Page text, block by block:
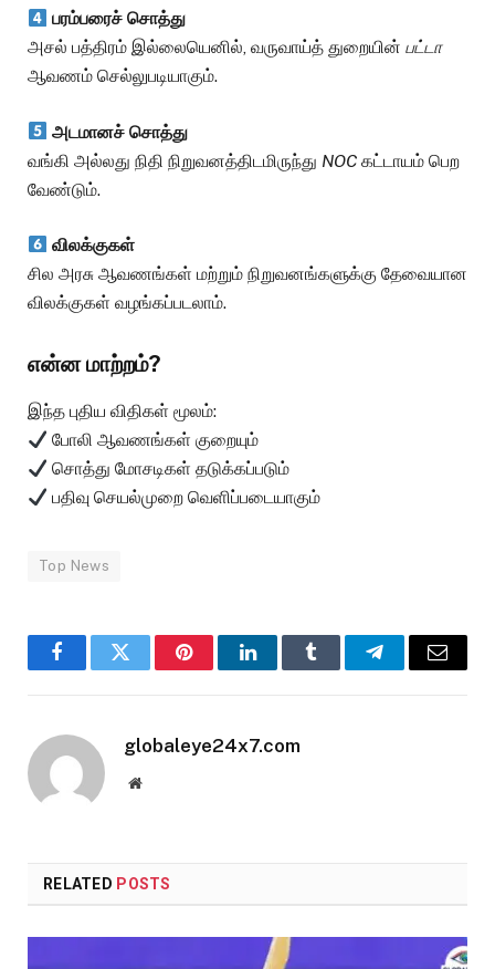
பரம்பரைச் சொத்து
அசல் பத்திரம் இல்லையெனில், வருவாய்த் துறையின் பட்டா
ஆவணம் செல்லுபடியாகும்.
அடமானச் சொத்து
வங்கி அல்லது நிதி நிறுவனத்திடமிருந்து NOC கட்டாயம் பெற
வேண்டும்.
விலக்குகள்
சில அரசு ஆவணங்கள் மற்றும் நிறுவனங்களுக்கு தேவையான
விலக்குகள் வழங்கப்படலாம்.
என்ன மாற்றம்?
இந்த புதிய விதிகள் மூலம்:
போலி ஆவணங்கள் குறையும்
சொத்து மோசடிகள் தடுக்கப்படும்
பதிவு செயல்முறை வெளிப்படையாகும்
Top News
FacebookTwitter PinterestLinkedInTumblr TelegramEmail
globaleye24x7.com
Website
RELATED POSTS